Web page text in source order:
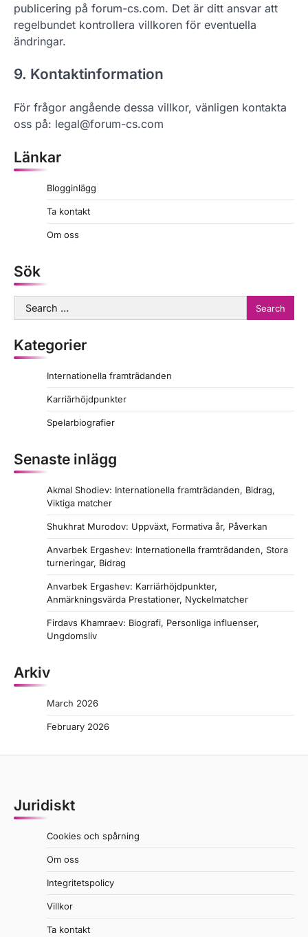
publicering på forum-cs.com. Det är ditt ansvar att
regelbundet kontrollera villkoren för eventuella
ändringar.
9. Kontaktinformation
För frågor angående dessa villkor, vänligen kontakta
oss på: legal@forum-cs.com
Länkar
Blogginlägg
Ta kontakt
Om oss
Sök
Search
for:
Kategorier
Internationella framträdanden
Karriärhöjdpunkter
Spelarbiografier
Senaste inlägg
Akmal Shodiev: Internationella framträdanden, Bidrag,
Viktiga matcher
Shukhrat Murodov: Uppväxt, Formativa år, Påverkan
Anvarbek Ergashev: Internationella framträdanden, Stora
turneringar, Bidrag
Anvarbek Ergashev: Karriärhöjdpunkter,
Anmärkningsvärda Prestationer, Nyckelmatcher
Firdavs Khamraev: Biografi, Personliga influenser,
Ungdomsliv
Arkiv
March 2026
February 2026
Juridiskt
Cookies och spårning
Om oss
Integritetspolicy
Villkor
Ta kontakt